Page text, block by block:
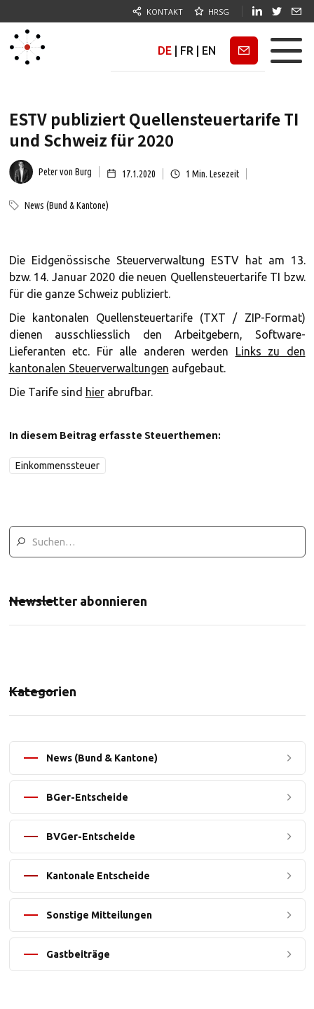
KONTAKT HRSG
DE FR EN Newsletter
ESTV publiziert Quellensteuertarife TI
und Schweiz für 2020
Peter von Burg 17.1.2020 1 Min. Lesezeit
News (Bund & Kantone)
Die Eidgenössische Steuerverwaltung ESTV hat am 13.
bzw. 14. Januar 2020 die neuen Quellensteuertarife TI bzw.
für die ganze Schweiz publiziert.
Die kantonalen Quellensteuertarife (TXT / ZIP-Format)
dienen ausschliesslich den Arbeitgebern, Software-
Lieferanten etc. Für alle anderen werden Links zu den
kantonalen Steuerverwaltungen aufgebaut.
Die Tarife sind hierabrufbar.
In diesem Beitrag erfasste Steuerthemen:
Einkommenssteuer
Newsletter abonnieren
Kategorien
News (Bund & Kantone)
BGer-Entscheide
BVGer-Entscheide
Kantonale Entscheide
Sonstige Mitteilungen
Gastbeiträge